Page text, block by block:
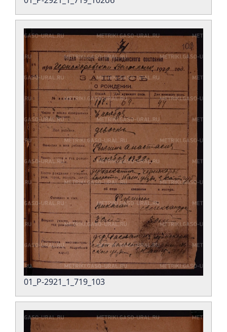
01_Р-2921_1_719_103